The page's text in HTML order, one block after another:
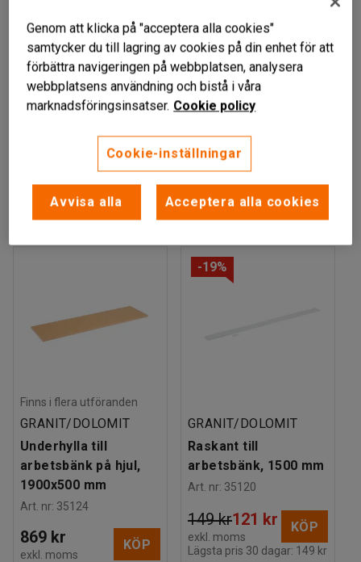
Finns i flera utföranden
GRANIT/DOLOMIT
Underhylla till
arbetsbänk på hjul,
1900x500 mm
Art. nr: 35124
869 kr
exkl. moms
KÖP
-19%
GRANIT/DOLOMIT
Raskant till
arbetsbänk, 1500 mm
Art. nr: 35120
121 kr
149 kr
exkl. moms
KÖP
Lägsta pris 30 dagar: 149 kr
Genom att klicka på "acceptera alla cookies"
samtycker du till lagring av cookies på din enhet för att
förbättra navigeringen på webbplatsen, analysera
webbplatsens användning och bistå i våra
marknadsföringsinsatser. Cookie policy
Cookie-inställningar
Avvisa alla Acceptera alla cookies